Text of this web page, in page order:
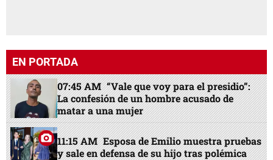
EN PORTADA
07:45 AM “Vale que voy para el presidio”:
La confesión de un hombre acusado de
matar a una mujer
11:15 AM Esposa de Emilio muestra pruebas
y sale en defensa de su hijo tras polémica